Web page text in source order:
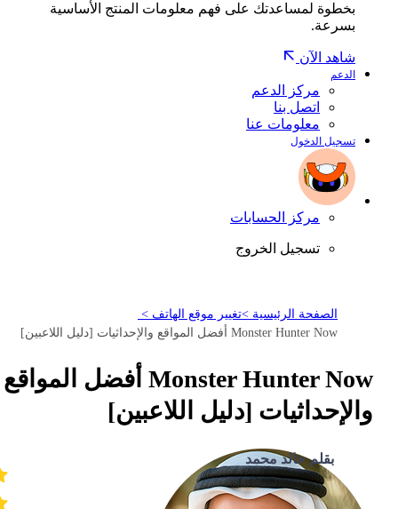
بخطوة لمساعدتك على فهم معلومات المنتج الأساسية
بسرعة.
شاهد الآن
الدعم
مركز الدعم
اتصل بنا
معلومات عنا
تسجيل الدخول
مركز الحسابات
تسجيل الخروج
الصفحة الرئيسية >تغيير موقع الهاتف >
Monster Hunter Now أفضل المواقع والإحداثيات [دليل اللاعبين]
Monster Hunter Now أفضل المواقع
والإحداثيات [دليل اللاعبين]
بقلم خالد محمد